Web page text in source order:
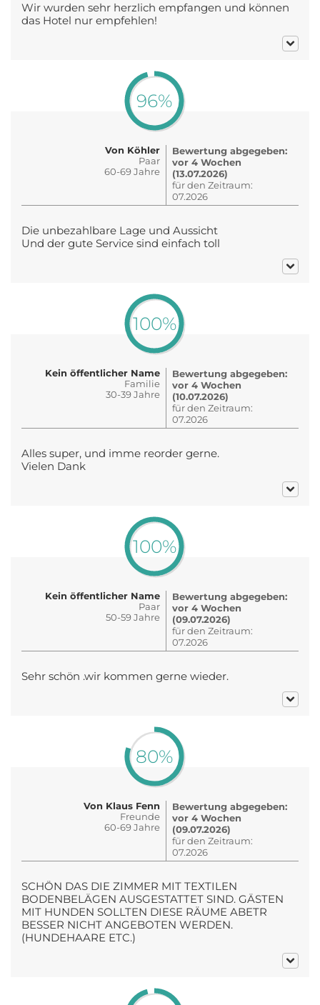
Wir wurden sehr herzlich empfangen und können
das Hotel nur empfehlen!
96%
Von Köhler
Paar
60-69 Jahre
Bewertung abgegeben:
vor 4 Wochen
(13.07.2026)
für den Zeitraum:
07.2026
Die unbezahlbare Lage und Aussicht
Und der gute Service sind einfach toll
100%
Kein öffentlicher Name
Familie
30-39 Jahre
Bewertung abgegeben:
vor 4 Wochen
(10.07.2026)
für den Zeitraum:
07.2026
Alles super, und imme reorder gerne.
Vielen Dank
100%
Kein öffentlicher Name
Paar
50-59 Jahre
Bewertung abgegeben:
vor 4 Wochen
(09.07.2026)
für den Zeitraum:
07.2026
Sehr schön .wir kommen gerne wieder.
80%
Von Klaus Fenn
Freunde
60-69 Jahre
Bewertung abgegeben:
vor 4 Wochen
(09.07.2026)
für den Zeitraum:
07.2026
SCHÖN DAS DIE ZIMMER MIT TEXTILEN
BODENBELÄGEN AUSGESTATTET SIND. GÄSTEN
MIT HUNDEN SOLLTEN DIESE RÄUME ABETR
BESSER NICHT ANGEBOTEN WERDEN.
(HUNDEHAARE ETC.)